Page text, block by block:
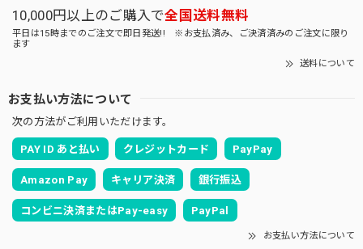
10,000円以上のご購入で全国送料無料
平日は15時までのご注文で即日発送!! ※お支払済み、ご決済済みのご注文に限り
ます
送料について
お支払い方法について
次の方法がご利用いただけます。
PAY ID あと払い クレジットカード PayPay
Amazon Pay キャリア決済 銀行振込
コンビニ決済またはPay-easy PayPal
お支払い方法について